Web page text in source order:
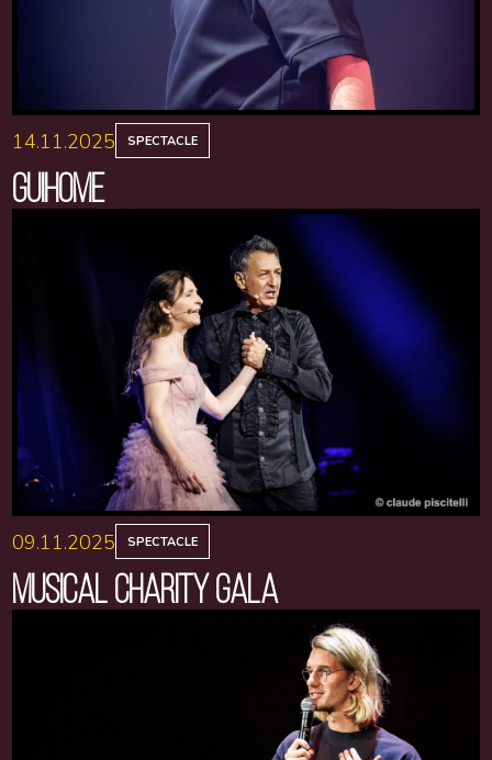
14.11.2025 SPECTACLE
GUIHOME
09.11.2025 SPECTACLE
MUSICAL CHARITY GALA